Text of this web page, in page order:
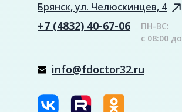
info@fdoctor32.ru
ПН-ВС:
с 08:00
+7 (4832) 40-67-06
Брянск, ул. Челюскинцев, 4